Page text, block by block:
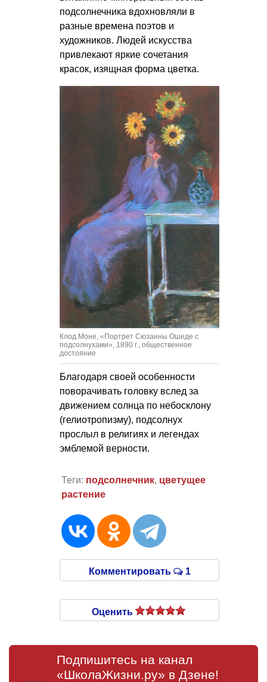
подсолнечника вдохновляли в
разные времена поэтов и
художников. Людей искусства
привлекают яркие сочетания
красок, изящная форма цветка.
Клод Моне, «Портрет Сюзанны Ошеде с
подсолнухами», 1890 г., общественное
достояние
Благодаря своей особенности
поворачивать головку вслед за
движением солнца по небосклону
(гелиотропизму), подсолнух
прослыл в религиях и легендах
эмблемой верности.
Теги: подсолнечник, цветущее
растение
Комментировать 1
Оценить
Подпишитесь на канал
«ШколаЖизни.ру» в Дзене!